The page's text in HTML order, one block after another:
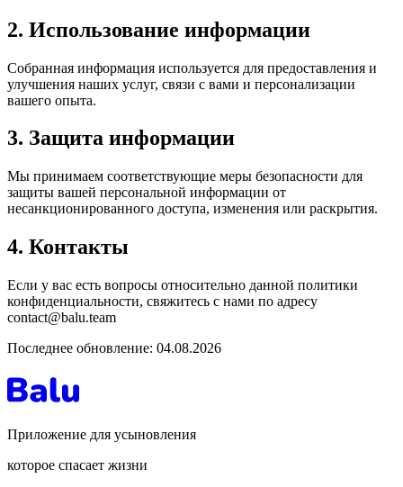
2. Использование информации
Собранная информация используется для предоставления и
улучшения наших услуг, связи с вами и персонализации
вашего опыта.
3. Защита информации
Мы принимаем соответствующие меры безопасности для
защиты вашей персональной информации от
несанкционированного доступа, изменения или раскрытия.
4. Контакты
Если у вас есть вопросы относительно данной политики
конфиденциальности, свяжитесь с нами по адресу
contact@balu.team
Последнее обновление: 04.08.2026
Приложение для усыновления
которое спасает жизни